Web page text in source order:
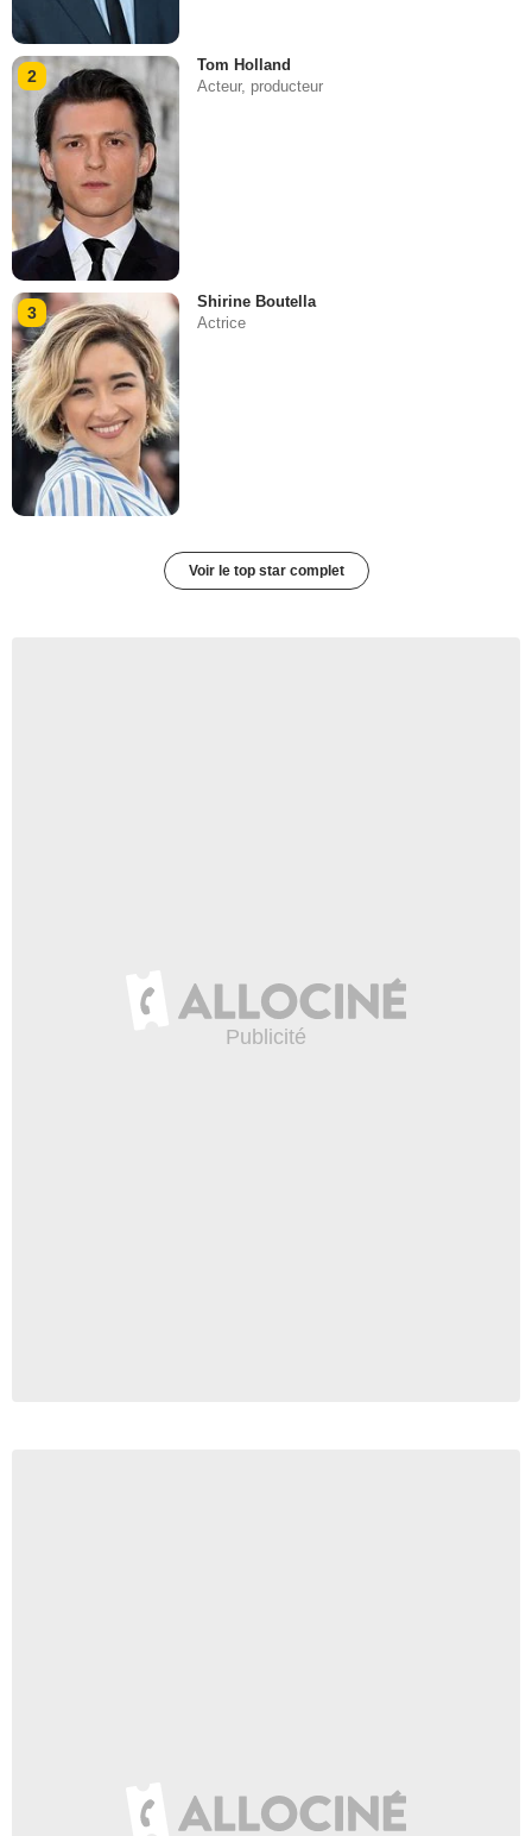
2
Tom Holland
Acteur, producteur
3
Shirine Boutella
Actrice
Voir le top star complet